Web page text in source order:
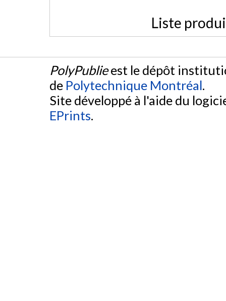
Liste
PolyPublieest le dépôt
de Polytechnique Montréal.
Site développé à l'aide du
EPrints.